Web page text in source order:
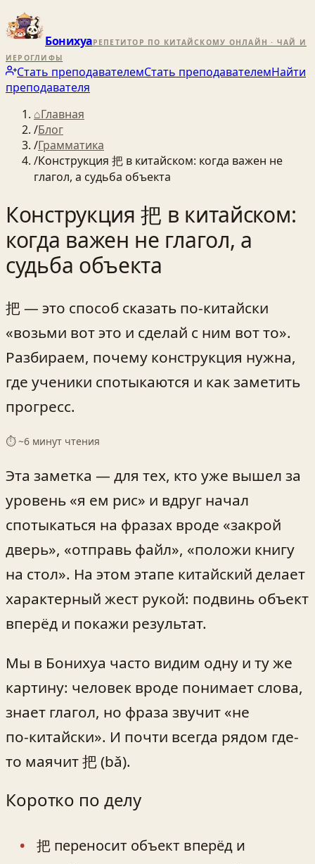
БонихуаРЕПЕТИТОР ПО КИТАЙСКОМУ ОНЛАЙН · ЧАЙ И
ИЕРОГЛИФЫ
Стать преподавателемСтать преподавателемНайти
преподавателя
⌂Главная
/Блог
/Грамматика
/Конструкция 把 в китайском: когда важен не
глагол, а судьба объекта
Конструкция 把 в китайском:
когда важен не глагол, а
судьба объекта
把 — это способ сказать по‑китайски
«возьми вот это и сделай с ним вот то».
Разбираем, почему конструкция нужна,
где ученики спотыкаются и как заметить
прогресс.
⏱ ~6 минут чтения
Эта заметка — для тех, кто уже вышел за
уровень «я ем рис» и вдруг начал
спотыкаться на фразах вроде «закрой
дверь», «отправь файл», «положи книгу
на стол». На этом этапе китайский делает
характерный жест рукой: подвинь объект
вперёд и покажи результат.
Мы в Бонихуа часто видим одну и ту же
картину: человек вроде понимает слова,
знает глагол, но фраза звучит «не
по‑китайски». И почти всегда рядом где-
то маячит 把 (bǎ).
Коротко по делу
把 переносит объект вперёд и